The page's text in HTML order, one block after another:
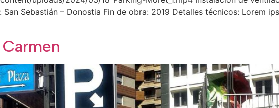
San Sebastián – Donostia Fin de obra: 2019 Detalles técnicos: Lorem